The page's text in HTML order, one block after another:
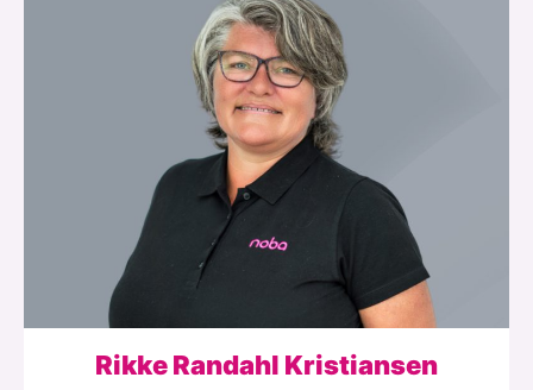
Rikke Randahl Kristiansen